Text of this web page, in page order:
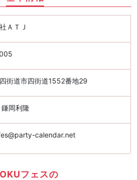
ＡＴＪ
街道市四街道1552番地29
岡利隆
calendar.net
フェスの